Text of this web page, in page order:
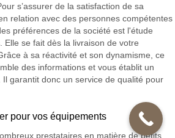
s’assurer de la satisfaction de sa
relation avec des personnes compétentes
préférences de la société est l'étude
Elle se fait dès la livraison de votre
à sa réactivité et son dynamisme, ce
des informations et vous établit un
garantit donc un service de qualité pour
pour vos équipements
prestataires en matière de petits